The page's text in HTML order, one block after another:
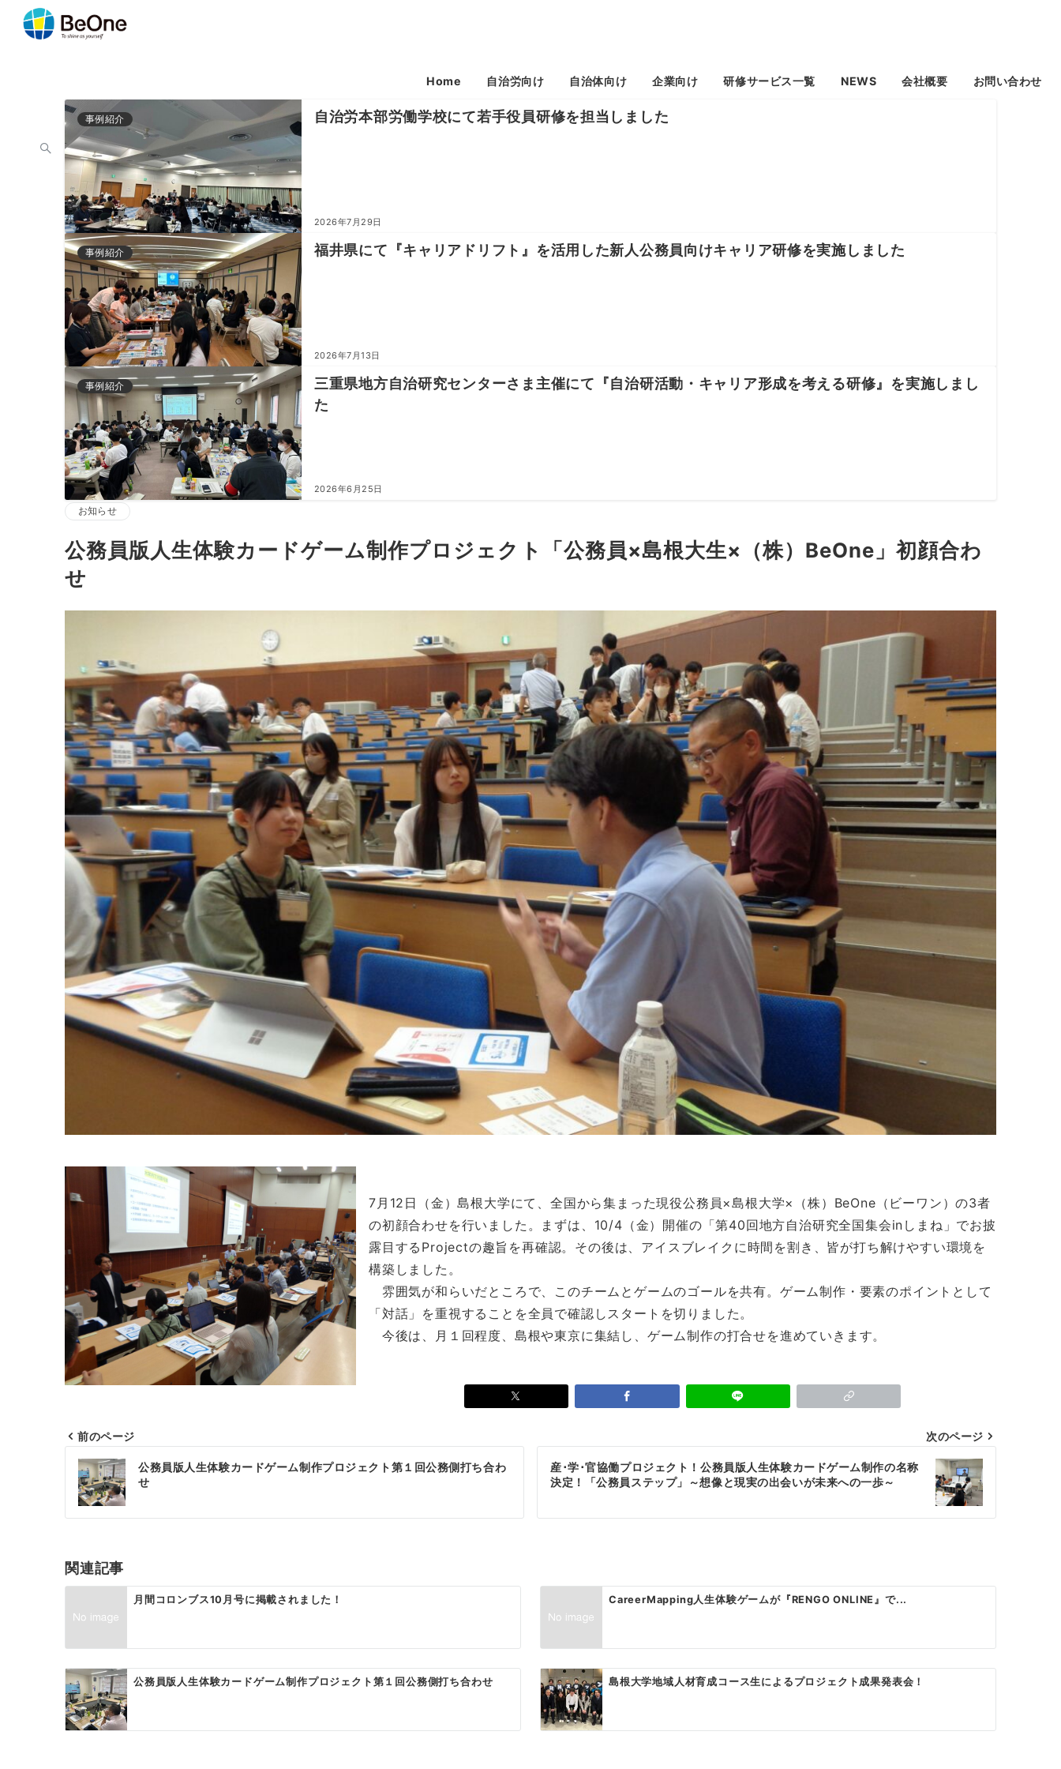
Home 自治労向け 自治体向け 企業向け 研修サービス一覧 NEWS 会社概要 お問い合わせ
事例紹介 自治労本部労働学校にて若手役員研修を担当しました
2026年7月29日
事例紹介 福井県にて『キャリアドリフト』を活用した新人公務員向けキャリア研修を実施しました
2026年7月13日
事例紹介
三重県地方自治研究センターさま主催にて『自治研活動・キャリア形成を考える研修』を実施しまし
た
2026年6月25日
お知らせ
公務員版人生体験カードゲーム制作プロジェクト「公務員×島根大生×（株）BeOne」初顔合わ
せ
7月12日（金）島根大学にて、全国から集まった現役公務員×島根大学×（株）BeOne（ビーワン）の3者
の初顔合わせを行いました。まずは、10/4（金）開催の「第40回地方自治研究全国集会inしまね」でお披
露目するProjectの趣旨を再確認。その後は、アイスブレイクに時間を割き、皆が打ち解けやすい環境を
構築しました。
雰囲気が和らいだところで、このチームとゲームのゴールを共有。ゲーム制作・要素のポイントとして
「対話」を重視することを全員で確認しスタートを切りました。
今後は、月１回程度、島根や東京に集結し、ゲーム制作の打合せを進めていきます。
投
稿
ナ
ゲ
ー
シ
ョ
ン
前のページ
公務員版人生体験カードゲーム制作プロジェクト第１回公務側打ち合わ
せ
次のページ
産･学･官協働プロジェクト！公務員版人生体験カードゲーム制作の名称
決定！「公務員ステップ」～想像と現実の出会いが未来への一歩～
関連記事
月間コロンブス10月号に掲載されました！ CareerMapping人生体験ゲームが『RENGO ONLINE』で...
公務員版人生体験カードゲーム制作プロジェクト第１回公務側打ち合わせ 島根大学地域人材育成コース生によるプロジェクト成果発表会！